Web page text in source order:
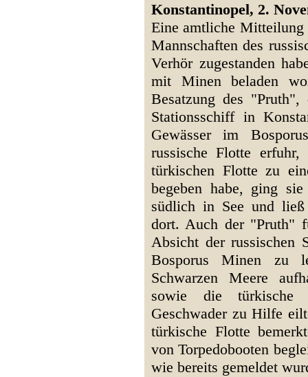
Konstantinopel, 2.
Eine amtliche
Mannschaften des
Verhör zugestanden
mit Minen beladen
Besatzung des
Stationsschiff in
Gewässer im
russische Flotte
türkischen Flotte zu
begeben habe, ging
südlich in See und ließ
dort. Auch der "Pruth"
Absicht der russischen
Bosporus Minen zu
Schwarzen Meere
sowie die türkische
Geschwader zu Hilfe
türkische Flotte
von Torpedobooten
wie bereits gemeldet